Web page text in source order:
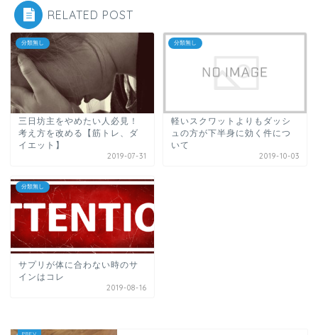
RELATED POST
分類無し
三日坊主をやめたい人必見！
考え方を改める【筋トレ、ダ
イエット】
2019-07-31
分類無し
軽いスクワットよりもダッシ
ュの方が下半身に効く件につ
いて
2019-10-03
分類無し
サプリが体に合わない時のサ
インはコレ
2019-08-16